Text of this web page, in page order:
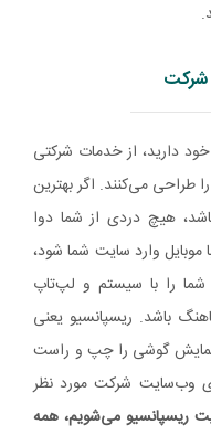
شرکت
دارید، از خدمات شرکتی
طراحی می‌کنند. اگر بهترین
هیچ دردی از شما دوا
موبایل وارد سایت شما شود،
شما را با سیستم و لپ‌تاپ
باشد. ریسپانسیو یعنی
نمایش گوشی را چپ و راست
وب‌سایت شرکت مورد نظر
ریسپانسیو می‌شویم، همه